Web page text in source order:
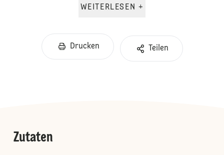
WEITERLESEN +
Drucken Teilen
Zutaten